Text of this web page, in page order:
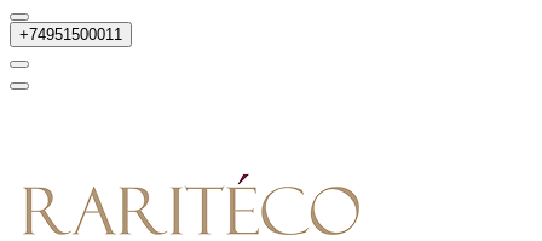
+74951500011